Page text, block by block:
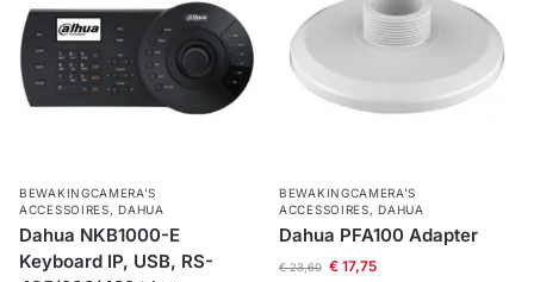
BEWAKINGCAMERA'S
ACCESSOIRES, DAHUA
Dahua NKB1000-E
Keyboard IP, USB, RS-
BEWAKINGCAMERA'S
ACCESSOIRES, DAHUA
Dahua PFA100 Adapter
€23,60 €17,75